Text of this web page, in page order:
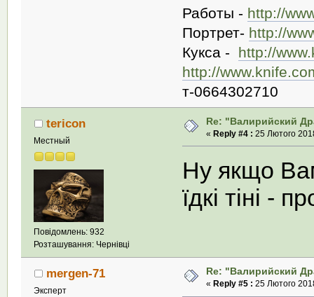
Работы - http://
Портрет- http://
Кукса - http://
http://
т-0664302710
tericon
Местный
Повідомлень: 932
Розташування: Чернівці
Re: "Валирийский
« Reply #4 : 25 Лютого
Ну якщо
їдкі тіні -
mergen-71
Эксперт
Re: "Валирийский
« Reply #5 : 25 Лютого